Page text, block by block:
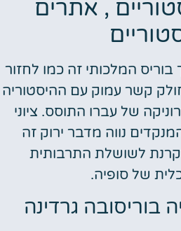
, אתרים
המלכותי זה כמו לחזור
קשר עמוק עם ההיסטוריה
של עברו התוסס. ציוני
נווה מדבר ירוק זה
לשושלת התרבותית
של סופיה.
בוריסובה גרדינה